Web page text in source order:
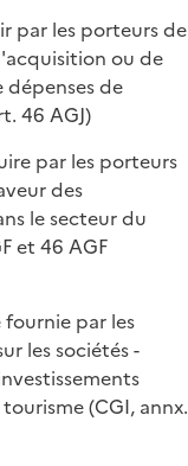
par les porteurs de
ou de
de
46 AGJ)
par les porteurs
des
le secteur du
et 46 AGF
fournie par les
les sociétés -
(CGI, annx.